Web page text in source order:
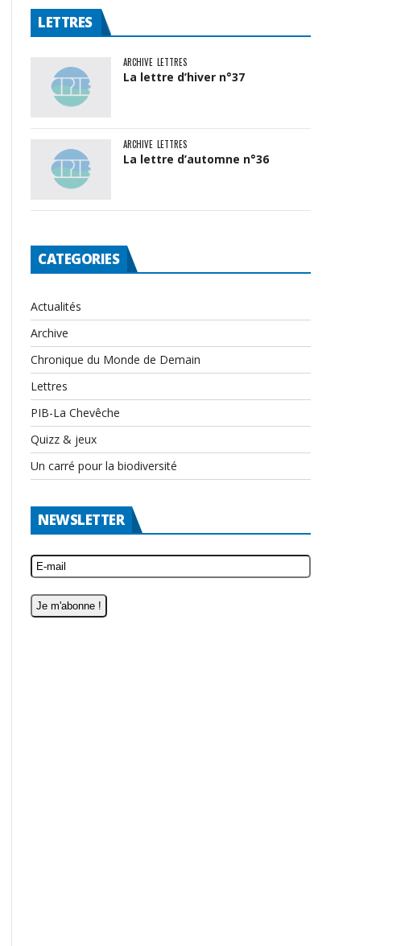
LETTRES
ARCHIVE LETTRES
La lettre d’hiver n°37
ARCHIVE LETTRES
La lettre d’automne n°36
CATEGORIES
Actualités
Archive
Chronique du Monde de Demain
Lettres
PIB-La Chevêche
Quizz & jeux
Un carré pour la biodiversité
NEWSLETTER